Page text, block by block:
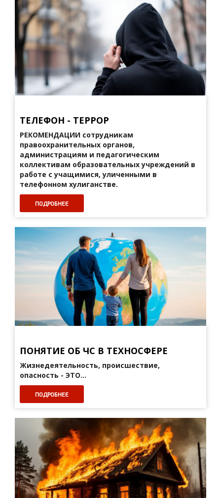
ТЕЛЕФОН - ТЕРРОР
РЕКОМЕНДАЦИИ сотрудникам
правоохранительных органов,
администрациям и педагогическим
коллективам образовательных учреждений в
работе с учащимися, уличенными в
телефонном хулиганстве.
ПОДРОБНЕЕ
ПОНЯТИЕ ОБ ЧС В ТЕХНОСФЕРЕ
Жизнедеятельность, происшествие,
опасность - ЭТО...
ПОДРОБНЕЕ